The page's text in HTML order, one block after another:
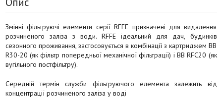
Змінні фільтруючі елементи серії RFFE призначені для видалення
розчиненого заліза з води. RFFE ідеальний для дач, будинків
сезонного проживання, застосовується в комбінації з картриджем BB
R30-20 (як фільтр попередньої механічної фільтрації) і BB RFC20 (як
вугільного постфільтру).
Середній термін служби фільтруючого елемента залежить від
концентрації розчиненого заліза у воді